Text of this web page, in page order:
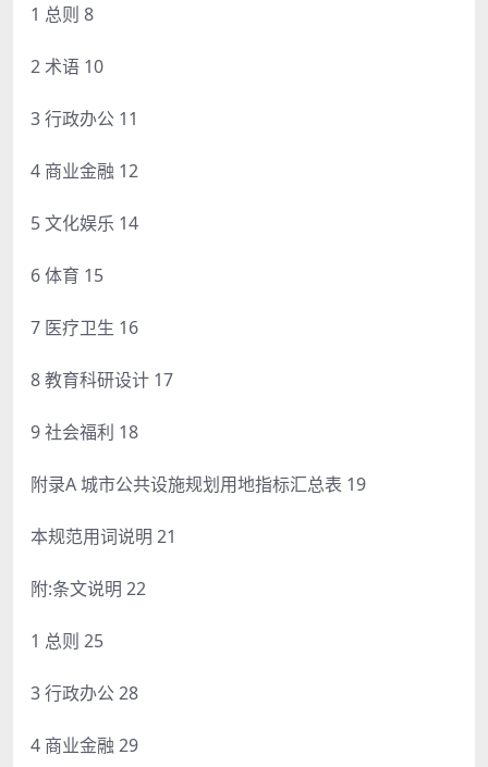
1 总则 8
2 术语 10
3 行政办公 11
4 商业金融 12
5 文化娱乐 14
6 体育 15
7 医疗卫生 16
8 教育科研设计 17
9 社会福利 18
附录A 城市公共设施规划用地指标汇总表 19
本规范用词说明 21
附:条文说明 22
1 总则 25
3 行政办公 28
4 商业金融 29